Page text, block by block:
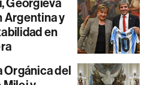
Georgieva
Argentina y
en
Orgánica del